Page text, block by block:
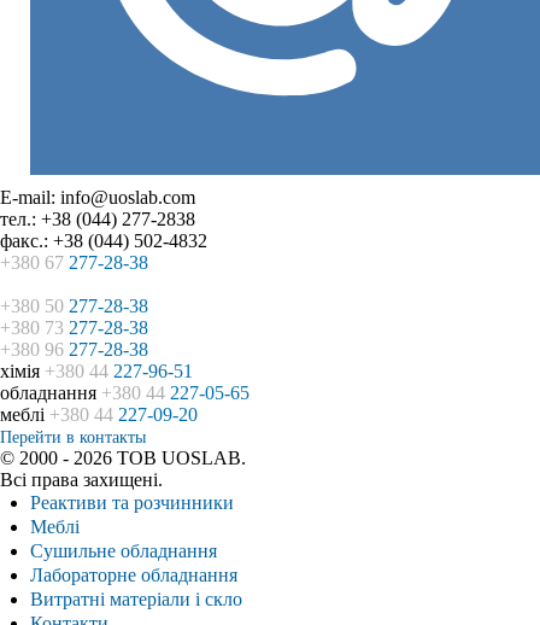
E-mail: info@uoslab.com
тел.: +38 (044) 277-2838
факс.: +38 (044) 502-4832
+380 67 277-28-38
+380 50 277-28-38
+380 73 277-28-38
+380 96 277-28-38
хімія +380 44 227-96-51
обладнання +380 44 227-05-65
меблі +380 44 227-09-20
Перейти в контакты
© 2000 - 2026 ТОВ UOSLAB.
Всі права захищені.
Реактиви та розчинники
Меблі
Сушильне обладнання
Лабораторне обладнання
Витратні матеріали і скло